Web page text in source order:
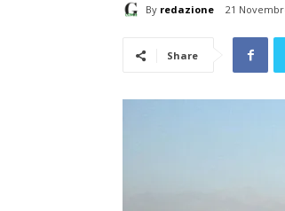
By redazione 21
Share